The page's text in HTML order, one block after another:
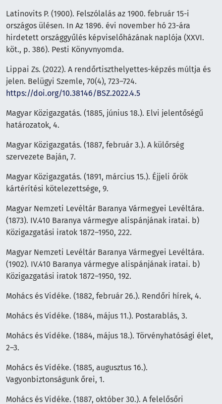
Latinovits P. (1900). Felszólalás az 1900. február 15-i
országos ülésen. In Az 1896. évi november hó 23-ára
hirdetett országgyűlés képviselőházának naplója (XXVI.
köt., p. 386). Pesti Könyvnyomda.
Lippai Zs. (2022). A rendőrtiszthelyettes-képzés múltja és
jelen. Belügyi Szemle, 70(4), 723–724.
https://doi.org/10.38146/BSZ.2022.4.5
Magyar Közigazgatás. (1885, június 18.). Elvi jelentőségű
határozatok, 4.
Magyar Közigazgatás. (1887, február 3.). A külőrség
szervezete Baján, 7.
Magyar Közigazgatás. (1891, március 15.). Éjjeli őrök
kártérítési kötelezettsége, 9.
Magyar Nemzeti Levéltár Baranya Vármegyei Levéltára.
(1873). IV.410 Baranya vármegye alispánjának iratai. b)
Közigazgatási iratok 1872–1950, 222.
Magyar Nemzeti Levéltár Baranya Vármegyei Levéltára.
(1902). IV.410 Baranya vármegye alispánjának iratai. b)
Közigazgatási iratok 1872–1950, 192.
Mohács és Vidéke. (1882, február 26.). Rendőri hírek, 4.
Mohács és Vidéke. (1884, május 11.). Postarablás, 3.
Mohács és Vidéke. (1884, május 18.). Törvényhatósági élet,
2–3.
Mohács és Vidéke. (1885, augusztus 16.).
Vagyonbiztonságunk őrei, 1.
Mohács és Vidéke. (1887, október 30.). A felelősőri